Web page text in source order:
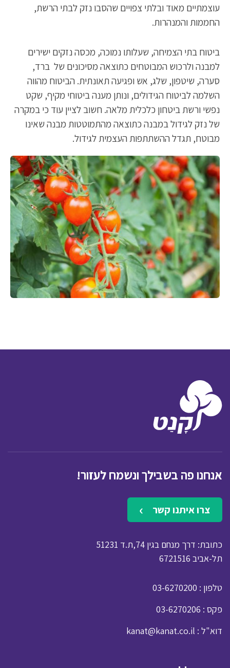
עוצמתיים מאוד ובלתי צפויים שהסבו נזק לבתי הרשת,
החממות והמנהרות.
ביטוח בתי הצמיחה, שעלותו נמוכה, מכסה נזקים ישירים
למבנה ולרכוש המבוטחים כתוצאה מסיכונים של ברד,
סערה, שיטפון, שלג, אש ופגיעה תאונתית. הביטוח מהווה
השלמה לביטוח הגידולים, ונותן מענה ביטוחי מקיף, שקט
נפשי ורשת ביטחון כלכלית מלאה. חשוב לציין עוד כי במקרה
של נזק לגידול במבנה כתוצאה מהתמוטטות מבנה שאינו
מבוטח, תגדל ההשתתפות העצמית לגידול.
אנחנו פה בשבילך ונשמח לעזור!
צרו איתנו קשר
כתובת: דרך מנחם בגין 74,ת.ד 51231
תל-אביב 6721516
03-6270200
: טלפון
03-6270206 : פקס
kanat@kanat.co.il : דוא"ל